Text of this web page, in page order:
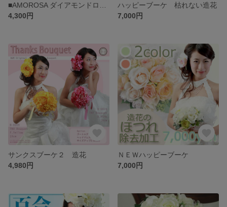
4,300円
ハッピーブーケ 枯れない造花
7,000円
サンクスブーケ２ 造花
4,980円
ＮＥＷハッピーブーケ
7,000円